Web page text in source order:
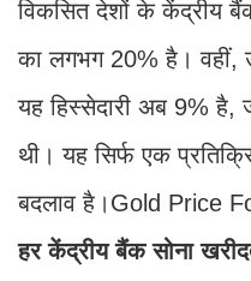
विकसित देशों के केंद्रीय
का लगभग 20% है। वहीं,
यह हिस्सेदारी अब 9% है,
थी। यह सिर्फ एक
बदलाव है।Gold Price
हर केंद्रीय बैंक सोना